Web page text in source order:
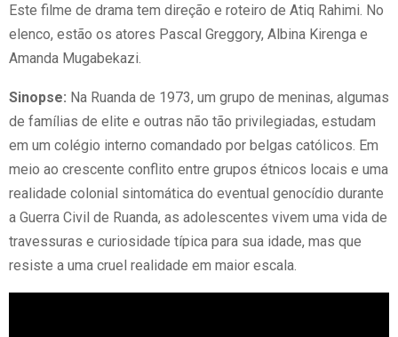
Este filme de drama tem direção e roteiro de Atiq Rahimi. No
elenco, estão os atores Pascal Greggory, Albina Kirenga e
Amanda Mugabekazi.
Sinopse: Na Ruanda de 1973, um grupo de meninas, algumas
de famílias de elite e outras não tão privilegiadas, estudam
em um colégio interno comandado por belgas católicos. Em
meio ao crescente conflito entre grupos étnicos locais e uma
realidade colonial sintomática do eventual genocídio durante
a Guerra Civil de Ruanda, as adolescentes vivem uma vida de
travessuras e curiosidade típica para sua idade, mas que
resiste a uma cruel realidade em maior escala.